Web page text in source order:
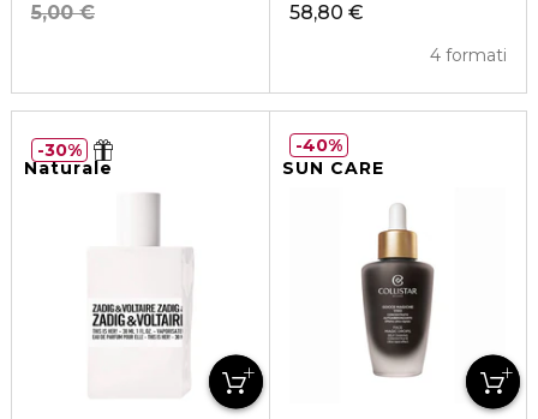
5,00 €
58,80 €
4 formati
Naturale
30%
SUN CARE
40%